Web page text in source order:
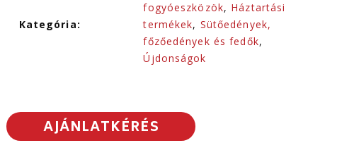
Kategória:
fogyóeszközök, Háztartási
termékek, Sütőedények,
főzőedények és fedők,
Újdonságok
AJÁNLATKÉRÉS